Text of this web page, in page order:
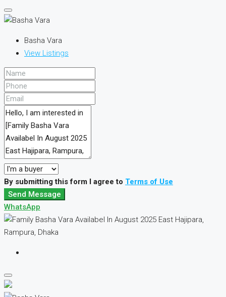
Basha Vara
View Listings
By submitting this form I agree to Terms of Use
Send Message
WhatsApp